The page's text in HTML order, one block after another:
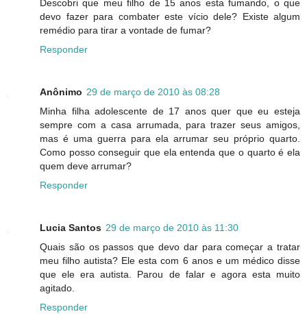
Descobri que meu filho de 15 anos esta fumando, o que
devo fazer para combater este vício dele? Existe algum
remédio para tirar a vontade de fumar?
Responder
Anônimo 29 de março de 2010 às 08:28
Minha filha adolescente de 17 anos quer que eu esteja
sempre com a casa arrumada, para trazer seus amigos,
mas é uma guerra para ela arrumar seu próprio quarto.
Como posso conseguir que ela entenda que o quarto é ela
quem deve arrumar?
Responder
Lucia Santos 29 de março de 2010 às 11:30
Quais são os passos que devo dar para começar a tratar
meu filho autista? Ele esta com 6 anos e um médico disse
que ele era autista. Parou de falar e agora esta muito
agitado.
Responder